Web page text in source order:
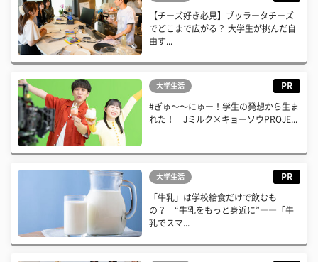
【チーズ好き必見】ブッラータチーズ
でどこまで広がる？ 大学生が挑んだ自
由す...
大学生活 PR
#ぎゅ〜〜にゅー！学生の発想から生ま
れた！ Jミルク×キョーソウPROJE...
大学生活 PR
「牛乳」は学校給食だけで飲むも
の？ “牛乳をもっと身近に”――「牛
乳でスマ...